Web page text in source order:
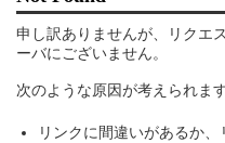
申し訳ありませんが、リクエ
ーバにございません。
次のような原因が考えられます
リンクに間違いがあるか、